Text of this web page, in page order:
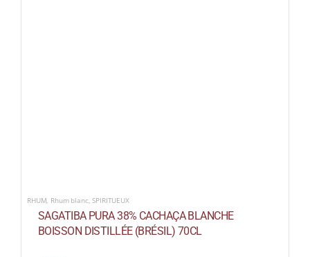
RHUM, Rhum blanc,SPIRITUEUX
SAGATIBA PURA 38% CACHAÇA BLANCHE
BOISSON DISTILLÉE (BRÉSIL) 70CL